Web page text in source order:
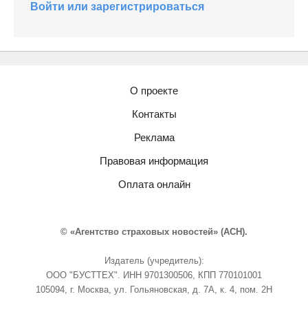
Войти или зарегистрироваться
О проекте
Контакты
Реклама
Правовая информация
Оплата онлайн
© «Агентство страховых новостей» (АСН).
Издатель (учредитель):
ООО "БУСТТЕХ". ИНН 9701300506, КПП 770101001
105094, г. Москва, ул. Гольяновская, д. 7А, к. 4, пом. 2Н